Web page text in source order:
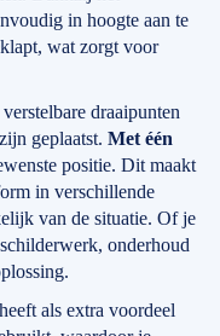
in hoogte aan te
wat zorgt voor
draaipunten
geplaatst. Met één
positie. Dit maakt
in verschillende
van de situatie. Of je
onderhoud
als extra voordeel